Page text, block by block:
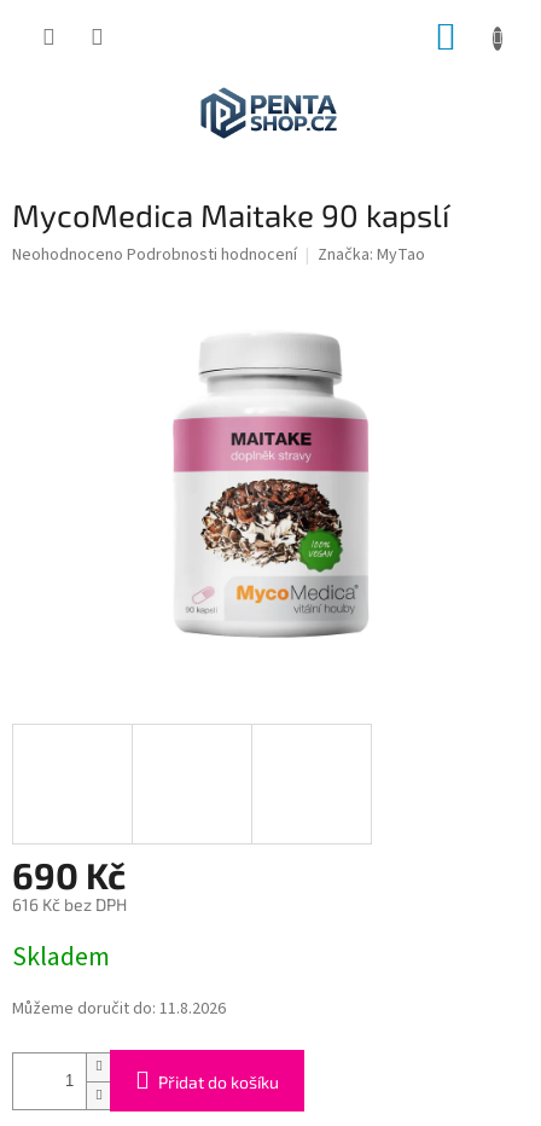
MycoMedica Maitake 90 kapslí
Průměrné
Neohodnoceno Podrobnosti hodnocení Značka: MyTao
690 Kč
616 Kč bez DPH
cena:
Skladem
Můžeme doručit do: 11.8.2026
Přidat do košíku